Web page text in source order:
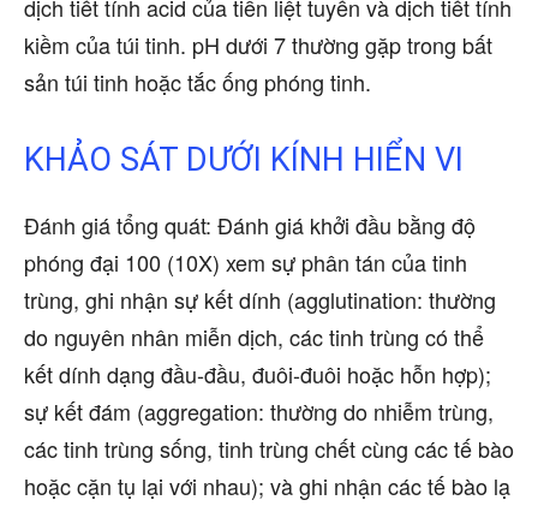
dịch tiết tính acid của tiền liệt tuyến và dịch tiết tính
kiềm của túi tinh. pH dưới 7 thường gặp trong bất
sản túi tinh hoặc tắc ống phóng tinh.
KHẢO SÁT DƯỚI KÍNH HIỂN VI
Đánh giá tổng quát: Đánh giá khởi đầu bằng độ
phóng đại 100 (10X) xem sự phân tán của tinh
trùng, ghi nhận sự kết dính (agglutination: thường
do nguyên nhân miễn dịch, các tinh trùng có thể
kết dính dạng đầu-đầu, đuôi-đuôi hoặc hỗn hợp);
sự kết đám (aggregation: thường do nhiễm trùng,
các tinh trùng sống, tinh trùng chết cùng các tế bào
hoặc cặn tụ lại với nhau); và ghi nhận các tế bào lạ